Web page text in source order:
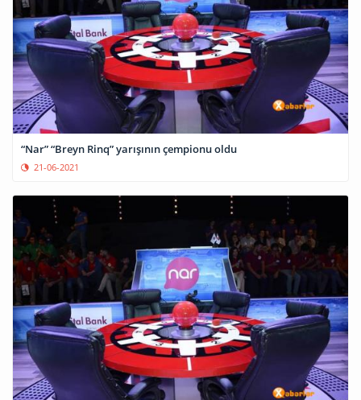
“Nar” “Breyn Rinq” yarışının çempionu oldu
21-06-2021